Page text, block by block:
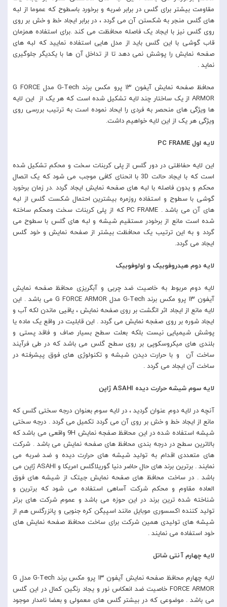
مقاومت بیشتر برای گلس در برابر ضربه و برخورد باسطوح که عموما از لبه
های گلس منجر به شکستن آن می گردد ، در برابر ایجاد خط و خش بر روی
روی گلس نیز با ایجاد یک فاصله محافظت می کند .برای استفاده همزمان
قاب گوشی با این گلس باید از مدل هایی استفاده نمایید که لبه های
صفحه نمایش را پوشش نمی دهد تا از تداخل آن ها با یکدیگر جلوگیری
نماید .
محافظ صفحه نمایش آیفون ۱۳ پرو مکس برند G-Tech مدل G FORCE
ARMOR از یک ساختار چند لایه تشکیل شده است که هر یک از این لایه
ها ویژگی های منحصر به فردی را ایحاد نموده است به ترتیب بررسی روی
ویژگی هر یک از این لایه خواهیم داشت.
لایه اول PC FRAME
این لایه حفاظتی در دور گلس از پلی کربنات سخت و محکم تشکیل شده
است که با ایجاد حالت 3D با انحنای کافی موجب می شود که یک اتصال
محکم و بدون فاصله با لبه های صفحه نمایش ایجاد گردد .در زمان برخورد
گوشی با سطوح و استفاده روزمره بیشترین احتمال شکست گلس از لبه
های آن می باشد . PC FRAME که از پلی کربنات سخت ومحکم ساخته
شده است مانع از برخودر مستقیم شیشه و لبه های گلس با سطوح می
گردد و به این ترتیب یک محافظت بیشتر از صفحه نمایش و خود گلس
ایجاد می گردد.
لایه دوم هیدروفوبیک و اولوفوبیک
لایه دوم مربوط به خاصیت ضد چربی و آبگریزی محافظ صفحه نمایش
آیفون ۱۳ پرو مکس برند G-Tech مدل G FORCE ARMOR می باشد . این
لایه مانع از ایجاد اثر انگشت بر روی صفحه نمایش ، یاقیی ماندن لکه آب و
ایجاد شوره بر روی صفجه نمایش می گردد . این قابلیت در واقع یک ماده یا
پوشش شیمیایی نیست بلکه بعلت سطح بسیار صاف و فاقد پستی و
بلندی های میکروسکوپی بر روی سطح گلس می باشد که در طی فرآیند
ساخت آن و با حرارت دیدن شیشه و تکنولوژی های فوق پیشرفته در
ساخت آن ایجاد می گردد .
لایه سوم شیشه حرارت دیده ASAHI ژاپن
آنچه در لایه دوم عنوان گردید ، در لایه سوم بعنوان درجه سختی گلس که
مانع از ایجاد خط و خش بر روی آن می گردد تکمیل می گردد . درجه سختی
شیشه استفاده شده در این محافظ صفجه نمایش 9H واقعی می باشد که
بالاترین سطح در درجه بندی محافظ های صفحه نمایش می باشد . شرکت
های متعددی اقدام به تولید شیشه های حرارت دیده و ضد ضربه می
نمایند . برترین برند های حال حاضر دنیا گوریلاگلس امریکا و ASAHI ژاپن می
باشد . در ساخت محافظ های صفحه نمایش جیتک از شیشه های فوق
العاده مقاوم و محکم شرکت آساهی استفاده می شود که برترین و
شناخته شده ترین برند در این حوزه می باشد و عموم شرکت های برتر
تولید کننده اکسسوری موبایل مانند اسپیگن کره جنوبی و پانزرگلس هم از
شیشه های تولیدی همین شرکت برای ساخت محافظ صفحه نمایش های
خود استفاده می نمایند .
لایه چهارم آنتی شاتل
لایه چهارم محافظ صفحه نمایش آیفون ۱۳ پرو مکس برند G-Tech مدل G
FORCE ARMOR خاصیت ضد انعکاس نور و یجاد رنگین کمال در این گلس
می باشد . موضوعی که در بیشتر گلس های معمولی و بعضا نامدار موجود